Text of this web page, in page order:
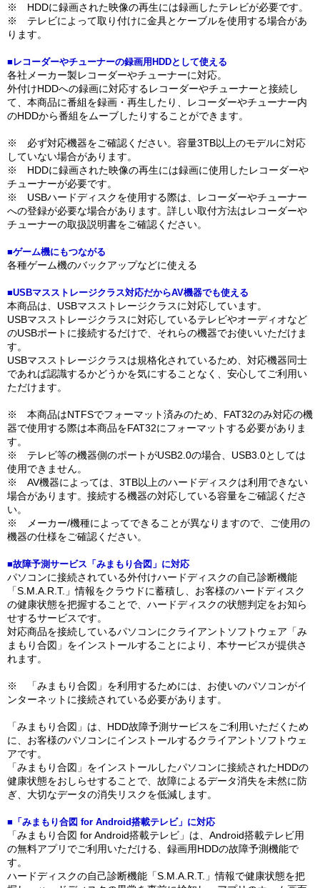
※ HDDに録画された映像の再生には録画したテレビが必要です。
※ テレビによって取り付けに金具とケーブルを使用する場合があ
ります。
■レコーダーやチューナーの録画用HDDとして使える
各社メーカー製レコーダーやチューナーに対応。
外付けHDDへの録画に対応するレコーダーやチューナーと接続し
て、本商品に番組を録画・再生したり、レコーダーやチューナー内
のHDDから番組をムーブしたりすることができます。
※ 必ず対応機器をご確認ください。容量3TB以上のモデルに対応
していない場合があります。
※ HDDに録画された映像の再生には録画に使用したレコーダーや
チューナーが必要です。
※ USBハードディスクを使用する際は、レコーダーやチューナー
への登録が必要な場合があります。詳しい取付方法はレコーダーや
チューナーの取扱説明書をご確認ください。
■ゲーム機にもつながる
各種ゲーム機のバックアップなどに使える
■USBマスストレージクラス対応だからAV機器でも使える
本商品は、USBマスストレージクラスに対応しています。
USBマスストレージクラスに対応しているテレビやオーディオなど
のUSBポートに接続するだけで、それらの機器でお使いいただけま
す。
USBマスストレージクラスは規格化されているため、対応機器同士
であれば認識するかどうかを気にすることなく、安心してご利用い
ただけます。
※ 本商品はNTFSでフォーマット済みのため、FAT32のみ対応の機
器で使用する際は本商品をFAT32にフォーマットする必要がありま
す。
※ テレビ等の機器側のポートがUSB2.0の場合、USB3.0としては
使用できません。
※ AV機器によっては、3TB以上のハードディスクは利用できない
場合があります。接続する機器の対応している容量をご確認くださ
い。
※ メーカー/機種によってできることが異なりますので、ご使用の
機器の仕様をご確認ください。
■故障予測サービス「みまもり合図」に対応
パソコンに接続されている外付けハードディスクの自己診断機能
「S.M.A.R.T.」情報をクラウドに蓄積し、お客様のハードディスク
の健康状態を把握することで、ハードディスクの状態判定をお知ら
せするサービスです。
対応商品を接続しているパソコンにクライアントソフトウェア「み
まもり合図」をインストールすることにより、本サービスが提供さ
れます。
※ 「みまもり合図」を利用するためには、お使いのパソコンがイ
ンターネットに接続されている必要があります。
「みまもり合図」は、HDD故障予測サービスをご利用いただくため
に、お客様のパソコンにインストールするクライアントソフトウェ
アです。
「みまもり合図」をインストールしたパソコンに接続されたHDDの
健康状態をおしらせすることで、故障によるデータ消失を未然に防
ぎ、大切なデータの消失リスクを低減します。
■「みまもり合図 for Android搭載テレビ」に対応
「みまもり合図 for Android搭載テレビ」は、Android搭載テレビ用
の無料アプリでご利用いただける、録画用HDDの故障予測機能で
す。
ハードディスクの自己診断機能「S.M.A.R.T.」情報で健康状態を把